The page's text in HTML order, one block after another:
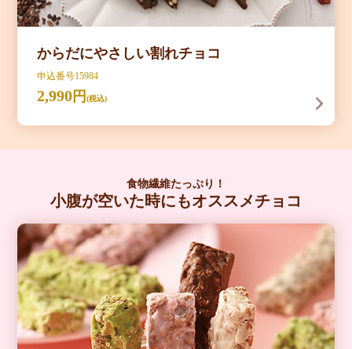
からだにやさしい割れチョコ
申込番号15984
2,990円 (税込)
食物繊維たっぷり！
小腹が空いた時にもオススメチョコ